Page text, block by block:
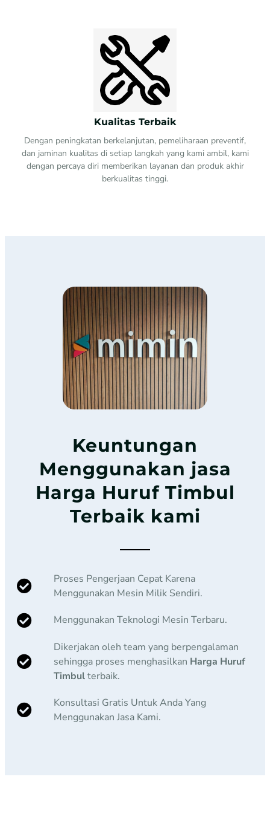
Kualitas Terbaik
Dengan peningkatan berkelanjutan, pemeliharaan preventif,
dan jaminan kualitas di setiap langkah yang kami ambil, kami
dengan percaya diri memberikan layanan dan produk akhir
berkualitas tinggi.
Keuntungan
Menggunakan jasa
Harga Huruf Timbul
Terbaik kami
Proses Pengerjaan Cepat Karena
Menggunakan Mesin Milik Sendiri.
Menggunakan Teknologi Mesin Terbaru.
Dikerjakan oleh team yang berpengalaman
sehingga proses menghasilkan Harga Huruf
Timbulterbaik.
Konsultasi Gratis Untuk Anda Yang
Menggunakan Jasa Kami.